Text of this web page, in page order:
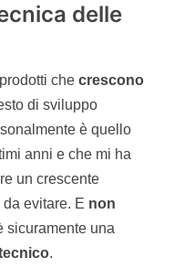
delle
che crescono
di sviluppo
è quello
anni e che mi ha
un crescente
evitare. E non
sicuramente una
.